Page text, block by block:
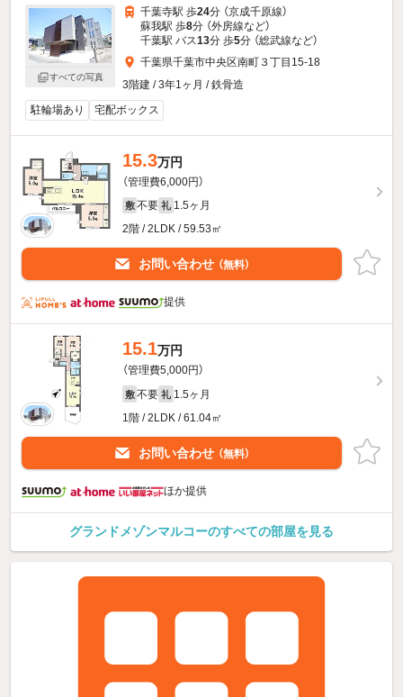
すべての写真
千葉寺駅 歩24分 （京成千原線）
蘇我駅 歩8分 （外房線など）
千葉駅 バス13分 歩5分 （総武線など）
千葉県千葉市中央区南町３丁目15-18
3階建 / 3年1ヶ月 / 鉄骨造
駐輪場あり
宅配ボックス
15.3万円
（管理費6,000円）
敷 不要 礼 1.5ヶ月
2階 / 2LDK / 59.53㎡
お問い合わせ （無料）
提供
15.1万円
（管理費5,000円）
敷 不要 礼 1.5ヶ月
1階 / 2LDK / 61.04㎡
お問い合わせ （無料）
ほか提供
グランドメゾンマルコーのすべての部屋を見る